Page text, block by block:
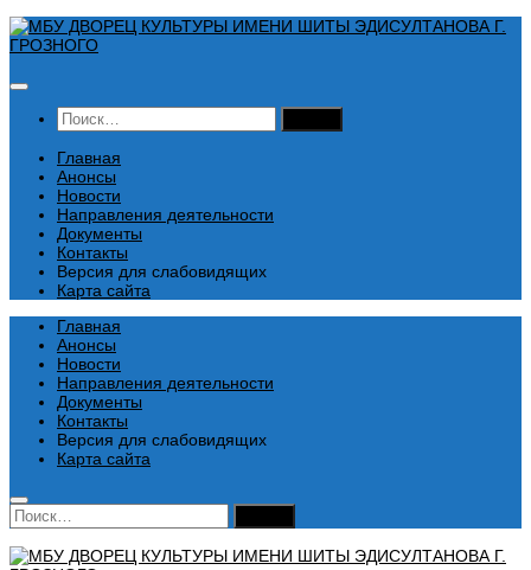
Перейти
к
Найти:
Главная
Анонсы
Новости
Направления деятельности
Документы
Контакты
Версия для слабовидящих
Карта сайта
Главная
Анонсы
Новости
Направления деятельности
Документы
Контакты
Версия для слабовидящих
Карта сайта
Найти: